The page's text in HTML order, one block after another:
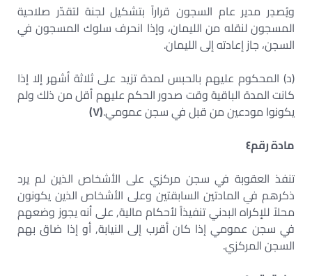
ويُصدِر مدير عام السجون قراراً بتشكيل لجنة لتقدّر صلاحية
المسجون لنقله من الليمان، وإذا انحرف سلوك المسجون في
السجن، جاز إعادته إلى الليمان.
(د) المحكوم عليهم بالحبس لمدة تزيد على ثلاثة أشهر إلا إذا
كانت المدة الباقية وقت صدور الحكم عليهم أقل من ذلك ولم
يكونوا مودعين من قبل في سجن عمومي.(٧)
مادة رقم٤
تنفذ العقوبة في سجن مركزي على الأشخاص الذين لم يرد
ذكرهم في المادتين السابقتين وعلى الأشخاص الذين يكونون
محلاً للإكراه البدني تنفيذاً لأحكام مالية, على أنه يجوز وضعهم
في سجن عمومي إذا كان أقرب إلى النيابة, أو إذا ضاق بهم
السجن المركزي.